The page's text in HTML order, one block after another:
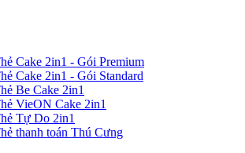
Cake 2in1 - Gói Premium
Cake 2in1 - Gói Standard
Be Cake 2in1
VieON Cake 2in1
Tự Do 2in1
thanh toán Thú Cưng